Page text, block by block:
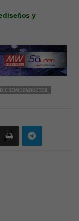
y
SEMICONDUCTOR